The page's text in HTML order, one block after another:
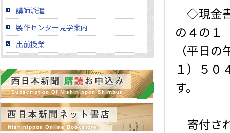
◇現金
の４の
（平日
１）５０
す。
寄付さ
講師派遣
製作センター見学案内
出前授業